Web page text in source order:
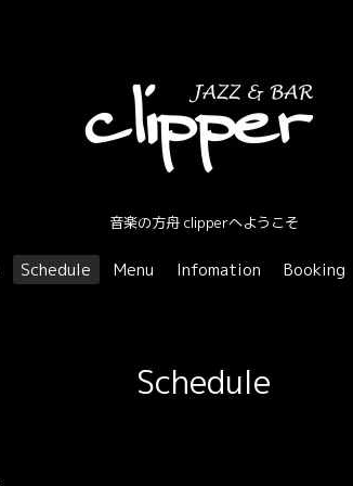
音楽の方舟 clipperへようこそ
Schedule Menu Infomation Booking
Schedule